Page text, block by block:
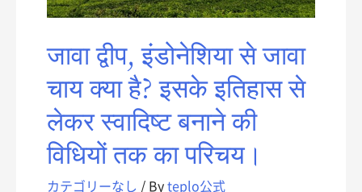
जावा द्वीप, इंडोनेशिया से जावा
चाय क्या है? इसके इतिहास से
लेकर स्वादिष्ट बनाने की
विधियों तक का परिचय।
カテゴリーなし / Byteplo公式